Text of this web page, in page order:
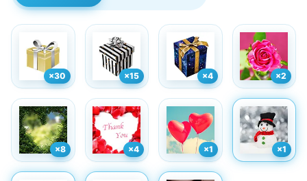
×30 ×15 ×4 ×2
×8 ×4 ×1 ×1